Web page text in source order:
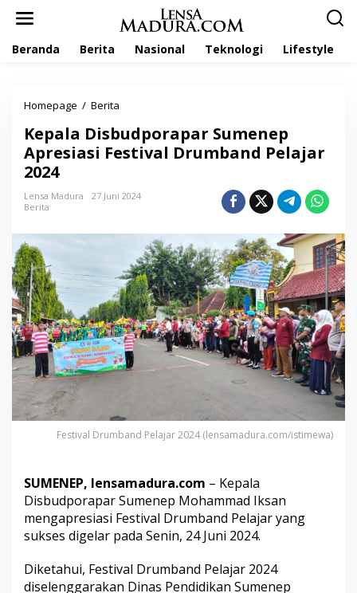
Beranda Berita Nasional Teknologi Lifestyle
Homepage / Berita
p
a
l
D
b
p
o
r
a
p
a
r
e
n
A
p
r
e
s
a
s
Kepala Disbudporapar Sumenep
Apresiasi Festival Drumband Pelajar
2024
Lensa Madura
27 Juni 2024
Berita
Festival Drumband Pelajar 2024 (lensamadura.com/istimewa)
SUMENEP, lensamadura.com – Kepala
Disbudporapar Sumenep Mohammad Iksan
mengapresiasi Festival Drumband Pelajar yang
sukses digelar pada Senin, 24 Juni 2024.
Diketahui, Festival Drumband Pelajar 2024
diselenggarakan Dinas Pendidikan Sumenep